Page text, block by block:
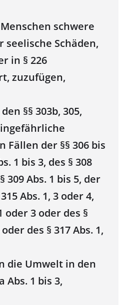
schwere
Schäden,
in § 226
zuzufügen,
§§ 303b, 305,
Fällen der §§ 306 bis
1 bis 3, des § 308
309 Abs. 1 bis 5, der
Abs. 1, 3 oder 4,
oder 3 oder des §
des § 317 Abs. 1,
die Umwelt in den
Abs. 1 bis 3,